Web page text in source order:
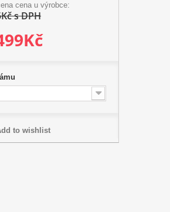
cena u výrobce:
s DPH
to wishlist